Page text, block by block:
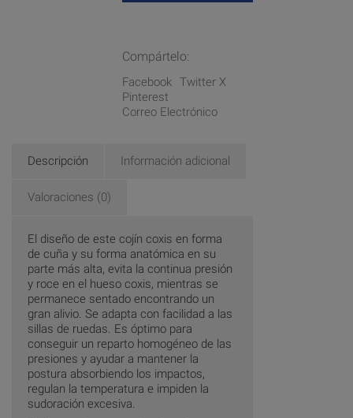
Compártelo:
Facebook Twitter X
Pinterest
Correo Electrónico
Descripción Información adicional
Valoraciones (0)
El diseño de este cojín coxis en forma
de cuña y su forma anatómica en su
parte más alta, evita la continua presión
y roce en el hueso coxis, mientras se
permanece sentado encontrando un
gran alivio. Se adapta con facilidad a las
sillas de ruedas. Es óptimo para
conseguir un reparto homogéneo de las
presiones y ayudar a mantener la
postura absorbiendo los impactos,
regulan la temperatura e impiden la
sudoración excesiva.